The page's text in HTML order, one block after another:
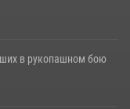
в рукопашном бою